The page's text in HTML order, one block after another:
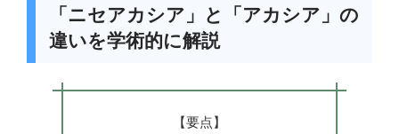
「ニセアカシア」と「アカシア」の
違いを学術的に解説
【要点】